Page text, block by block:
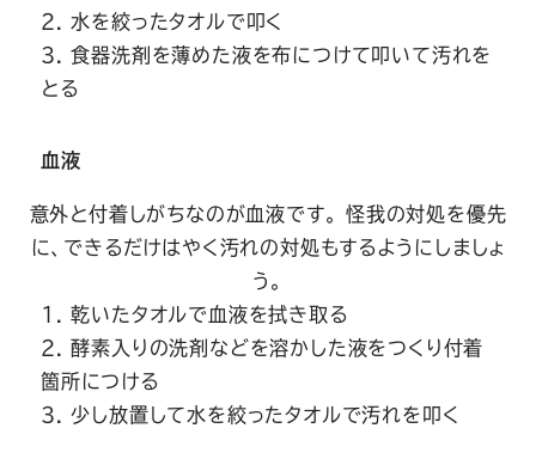
水を絞ったタオルで叩く
食器洗剤を薄めた液を布につけて叩いて汚れを
とる
血液
意外と付着しがちなのが血液です。 怪我の対処を優先
に、できるだけはやく汚れの対処もするようにしましょ
う。
乾いたタオルで血液を拭き取る
酵素入りの洗剤などを溶かした液をつくり付着
箇所につける
少し放置して水を絞ったタオルで汚れを叩く